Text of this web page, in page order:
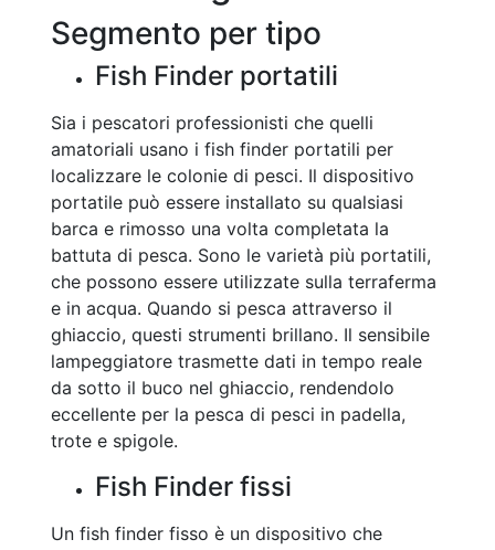
Segmento per tipo
Fish Finder portatili
Sia i pescatori professionisti che quelli
amatoriali usano i fish finder portatili per
localizzare le colonie di pesci. Il dispositivo
portatile può essere installato su qualsiasi
barca e rimosso una volta completata la
battuta di pesca. Sono le varietà più portatili,
che possono essere utilizzate sulla terraferma
e in acqua. Quando si pesca attraverso il
ghiaccio, questi strumenti brillano. Il sensibile
lampeggiatore trasmette dati in tempo reale
da sotto il buco nel ghiaccio, rendendolo
eccellente per la pesca di pesci in padella,
trote e spigole.
Fish Finder fissi
Un fish finder fisso è un dispositivo che